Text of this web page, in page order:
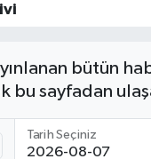
bütün
bu sayfadan
Tarih Seçiniz
Haberleri